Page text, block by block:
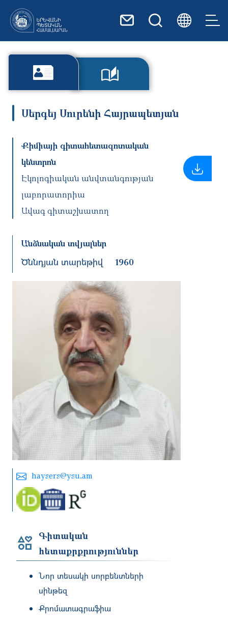
haysers@ysu.am
Սերգեյ Սուրենի Հայրապետյան
Քիմիայի գիտահետազոտական
կենտրոն
Էկոլոգիական անվտանգության
լաբորատորիա
Ավագ գիտաշխատող
Անձնական տվյալներ
Ծննդյան տարեթիվ 1960
Գիտական
հետաքրքրություններ
Նոր տեսակի սորբենտների
սինթեզ
Քրոմատագրաֆիա